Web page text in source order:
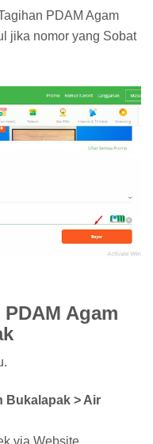
PDAM Agam
jika nomor yang Sobat
Agam
Bukalapak > Air
via Website